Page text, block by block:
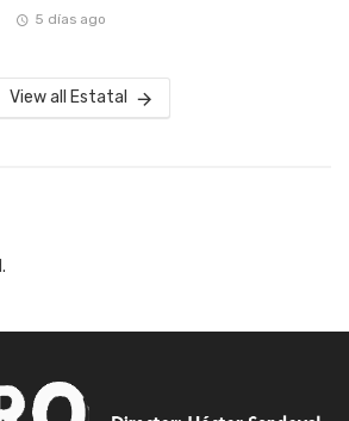
5 días ago
View all Estatal